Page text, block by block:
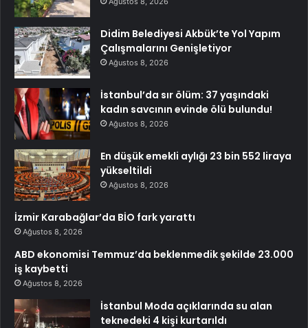
Didim Belediyesi Akbük’te Yol Yapım
Çalışmalarını Genişletiyor
Ağustos 8, 2026
İstanbul’da sır ölüm: 37 yaşındaki
kadın savcının evinde ölü bulundu!
Ağustos 8, 2026
En düşük emekli aylığı 23 bin 552 liraya
yükseltildi
Ağustos 8, 2026
İzmir Karabağlar’da BİO fark yarattı
Ağustos 8, 2026
ABD ekonomisi Temmuz’da beklenmedik şekilde 23.000
iş kaybetti
Ağustos 8, 2026
İstanbul Moda açıklarında su alan
teknedeki 4 kişi kurtarıldı